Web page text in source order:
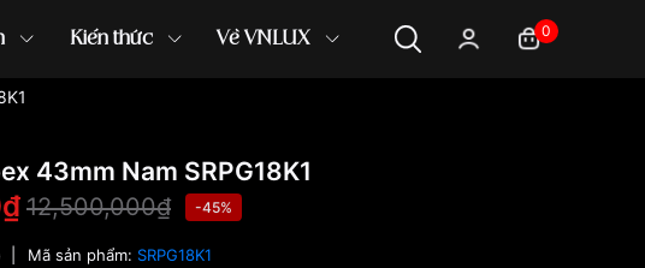
Kiến thức Về VNLUX 0
43mm Nam SRPG18K1
12,500,000₫ -45%
Mã sản phẩm: SRPG18K1